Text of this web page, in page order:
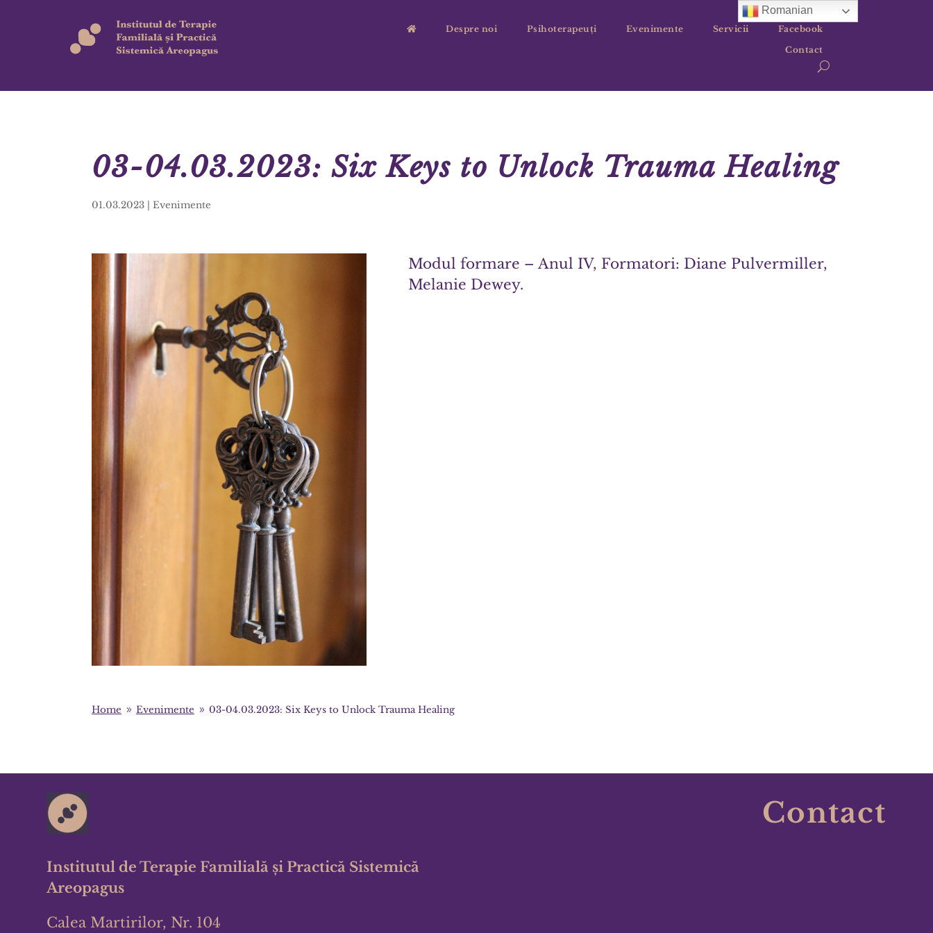
Despre noi Psihoterapeuți Evenimente Servicii
Facebook
Contact
03-04.03.2023: Six Keys to Unlock Trauma Healing
01.03.2023 Evenimente
Modul formare – Anul IV, Formatori: Diane Pulvermiller,
Melanie Dewey.
Home 9 Evenimente 9 03-04.03.2023: Six Keys to Unlock Trauma Healing
Institutul de Terapie Familială și Practică Sistemică
Areopagus
Calea Martirilor, Nr. 104
Contact
Romanian